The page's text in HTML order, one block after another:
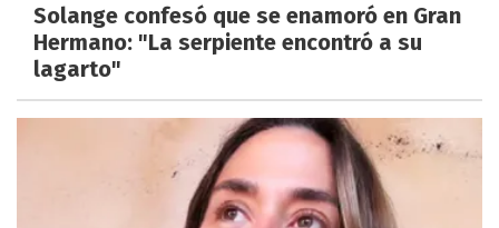
Solange confesó que se enamoró en Gran
Hermano: "La serpiente encontró a su
lagarto"